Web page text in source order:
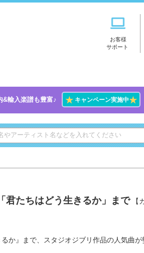
お客様
サポート
&輸入楽譜も豊富♪ ★キャンペーン実施中★
君たちはどう生きるか」まで【
か』まで、スタジオジブリ作品の人気曲が